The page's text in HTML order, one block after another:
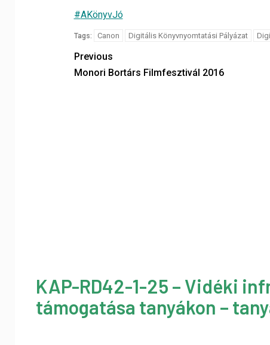
‪#‎AKönyvJó‬
Tags: Canon Digitális Könyvnyomtatási Pályázat
Previous
Monori Bortárs Filmfesztivál 2016
KAP-RD42-1-25 – Vidéki
támogatása tanyákon –